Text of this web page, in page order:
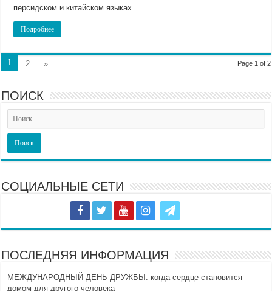
персидском и китайском языках.
Подробнее
Page 1 of 2
1 2 »
ПОИСК
СОЦИАЛЬНЫЕ СЕТИ
ПОСЛЕДНЯЯ ИНФОРМАЦИЯ
МЕЖДУНАРОДНЫЙ ДЕНЬ ДРУЖБЫ: когда сердце становится
домом для другого человека